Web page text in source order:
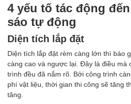
4 yếu tố tác động
sáo tự động
Diện tích lắp đặt
Diện tích lắp đặt rèm càng lớn thì báo
càng cao và ngược lại. Đây là điều mà
trình đều đã nắm rõ. Bởi công trình
phí vật liệu, thời gian thi công sẽ tăng
tăng.